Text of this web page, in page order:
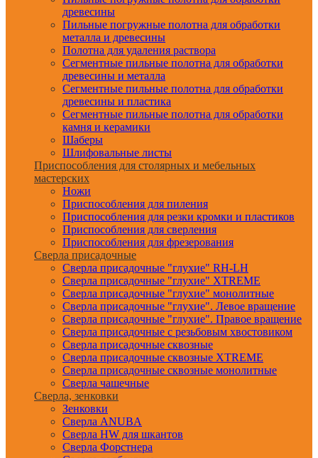
древесины
Пильные погружные полотна для обработки
металла и древесины
Полотна для удаления раствора
Сегментные пильные полотна для обработки
древесины и металла
Сегментные пильные полотна для обработки
древесины и пластика
Сегментные пильные полотна для обработки
камня и керамики
Шаберы
Шлифовальные листы
Приспособления для столярных и мебельных
мастерских
Ножи
Приспособления для пиления
Приспособления для резки кромки и пластиков
Приспособления для сверления
Приспособления для фрезерования
Сверла присадочные
Сверла присадочные "глухие" RH-LH
Сверла присадочные "глухие" XTREME
Сверла присадочные "глухие" монолитные
Сверла присадочные "глухие". Левое вращение
Сверла присадочные "глухие". Правое вращение
Сверла присадочные с резьбовым хвостовиком
Сверла присадочные сквозные
Сверла присадочные сквозные XTREME
Сверла присадочные сквозные монолитные
Сверла чашечные
Сверла, зенковки
Зенковки
Сверла ANUBA
Сверла HW для шкантов
Сверла Форстнера